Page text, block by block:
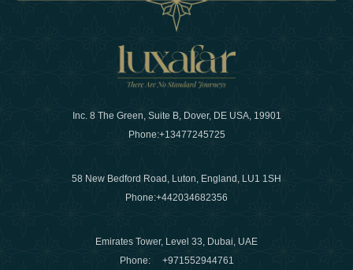
Inc. 8 The Green, Suite B, Dover, DE USA, 19901
Phone:+13477245725
58 New Bedford Road, Luton, England, LU1 1SH
Phone:+442034682356
Emirates Tower, Level 33, Dubai, UAE
Phone: +971552944761